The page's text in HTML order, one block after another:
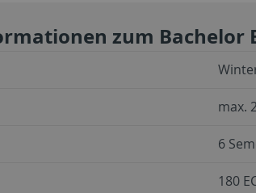
zum Bachelor
max.
6
180